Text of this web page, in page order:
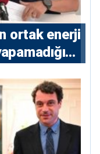
ortak enerji